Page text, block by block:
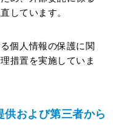
しています。
個人情報の保護に関
措置を実施していま
供および第三者から